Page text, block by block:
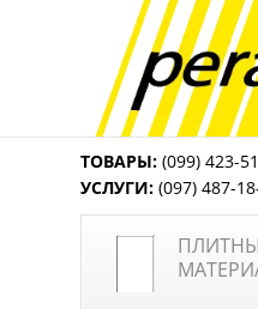
ТОВАРЫ: (099) 423-
УСЛУГИ: (097) 487-